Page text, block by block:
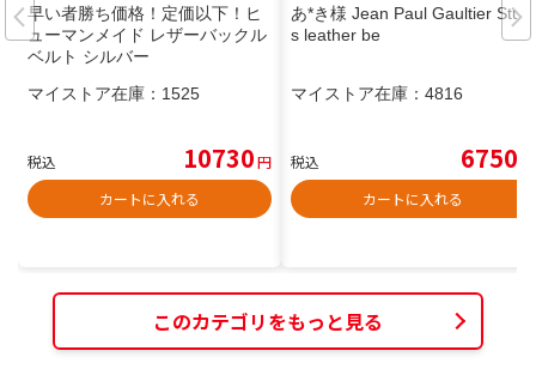
早い者勝ち価格！定価以下！ヒ
ューマンメイド レザーバックル
ベルト シルバー
マイストア在庫： 1525
税込 10730円
カートに入れる
あ*き様 Jean Paul Gaultier Stud
s leather be
マイストア在庫： 4816
税込 6750
カートに入れる
このカテゴリをもっと見る